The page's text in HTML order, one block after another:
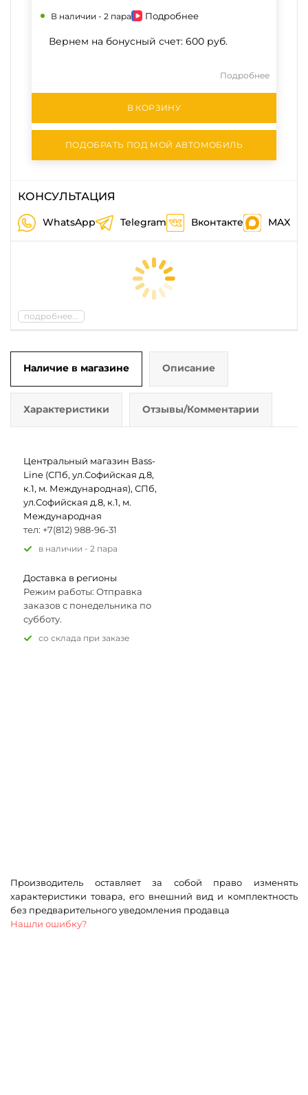
В наличии - 2 пара Подробнее
Вернем на бонусный счет: 600 руб.
Подробнее
В КОРЗИНУ
ПОДОБРАТЬ ПОД МОЙ АВТОМОБИЛЬ
КОНСУЛЬТАЦИЯ
WhatsApp Telegram Вконтакте MAX
подробнее...
Наличие в магазине Описание
Характеристики Отзывы/Комментарии
Центральный магазин Bass-
Line (СПб, ул.Софийская д.8,
к.1, м. Международная), СПб,
ул.Софийская д.8, к.1, м.
Международная
тел: +7(812) 988-96-31
В наличии - 2 пара
Доставка в регионы
Режим работы: Отправка
заказов с понедельника по
субботу.
Со склада при заказе
Производитель оставляет за собой право изменять
характеристики товара, его внешний вид и комплектность
без предварительного уведомления продавца
Нашли ошибку?